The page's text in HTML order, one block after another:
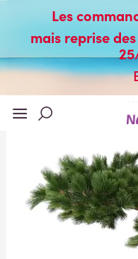
Les
mais reprise